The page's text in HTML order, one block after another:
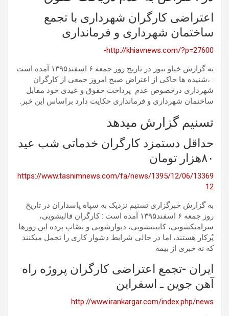
اعتراضی کارگران شهرداری با تجمع
ساختمان شهرداری و فرمانداری
http://khiavnews.com/?p=27600-
به گزارش خیاو نیوز در تاریخ روز جمعه ۶ اسفند۱۳۹۵ آمده است
: ،شنیده ها حاکی از اعتراض صبح امروز جمعی از کارگران
شهرداری درخصوص عدم پرداخت حقوق و عیدی خود مقابل
ساختمان شهرداری و فرمانداری حکایت دارد براساس این خبر.
تسنیم گزارش میدهد
حداقل دستمزد کارگران خدماتی شب عید
۸۰هزار تومان
https://www.tasnimnews.com/fa/news/1395/12/06/13369
12
به گزارش خبرگزاری تسنیم نزدیک به سپاه پاسداران در تاریخ
روز جمعه ۶ اسفند۱۳۹۵ آمده است : کارگران قالیشویی،
سرامیکشویی، کابینتشویی، دیوارشویی و نصّاب پرده این روزها
پُرکار هستند، اما در حالی شرایط دشوار کاری را تحمل میکنند
که نه خبری از بیمه
ايران -تجمع اعتراضی کارگران پروژه راه
آهن جوین ـ اسفراین
http://www.irankargar.com/index.php/news